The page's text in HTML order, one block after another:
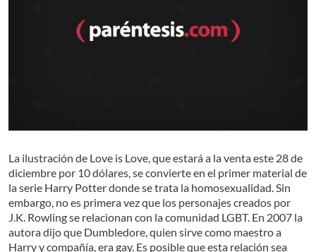
La ilustración de Love is Love, que estará a la venta este 28 de
diciembre por 10 dólares, se convierte en el primer material de
la serie Harry Potter donde se trata la homosexualidad. Sin
embargo, no es primera vez que los personajes creados por
J.K. Rowling se relacionan con la comunidad LGBT. En 2007 la
autora dijo que Dumbledore, quien sirve como maestro a
Harry y compañía, era gay. Es posible que esta relación sea